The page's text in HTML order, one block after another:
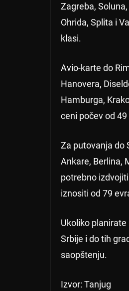
Zagreba,
Ohrida, Splita i
klasi.
Avio-karte do
Hanovera,
Hamburga,
ceni počev od
Za putovanja do
Ankare, Berlina,
potrebno
iznositi od 79
Ukoliko
Srbije i do tih
saopštenju.
Izvor: Tanjug